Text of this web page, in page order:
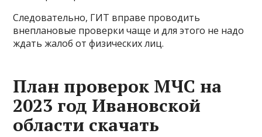
Следовательно, ГИТ вправе проводить
внеплановые проверки чаще и для этого не надо
ждать жалоб от физических лиц.
План проверок МЧС на
2023 год Ивановской
области скачать